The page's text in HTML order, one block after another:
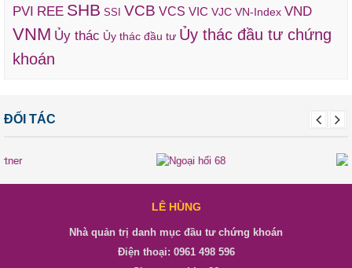
PVI REE SHB SSI VCB VCS VIC VJC VN-Index VND
VNM Ủy thác Ủy thác đầu tư Ủy thác đầu tư chứng
khoán
ĐỐI TÁC
LÊ HÙNG
Nhà quản trị danh mục đầu tư chứng khoán
Điện thoại: 0961 498 596